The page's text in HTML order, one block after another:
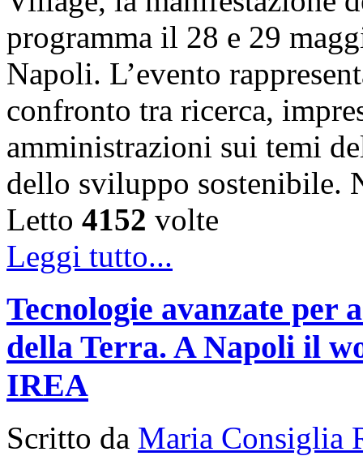
programma il 28 e 29
Napoli. L’evento
confronto tra ricerca,
amministrazioni sui temi
dello sviluppo sostenibile.
Letto 4152 volte
Leggi tutto...
Tecnologie avanzate per
della Terra. A Napoli il
IREA
Scritto da Maria Consiglia